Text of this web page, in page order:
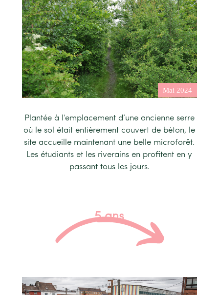
Plantée à l’emplacement d’une ancienne serre
où le sol était entièrement couvert de béton, le
site accueille maintenant une belle microforêt.
Les étudiants et les riverains en profitent en y
passant tous les jours.
5 ans